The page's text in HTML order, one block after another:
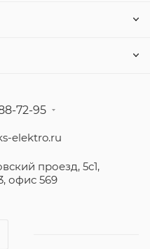
72-95
elektro.ru
проезд, 5с1,
офис 569